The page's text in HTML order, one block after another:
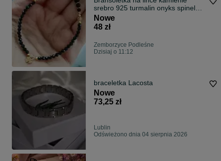
srebro 925 turmalin onyks spinel
cytryn
Nowe
48 zł
Zemborzyce Podleśne
Dzisiaj o 11:12
braceletka Lacosta
Nowe
73,25 zł
Lublin
Odświeżono dnia 04 sierpnia 2026